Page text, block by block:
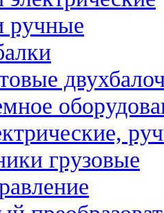
ручные
грузовые